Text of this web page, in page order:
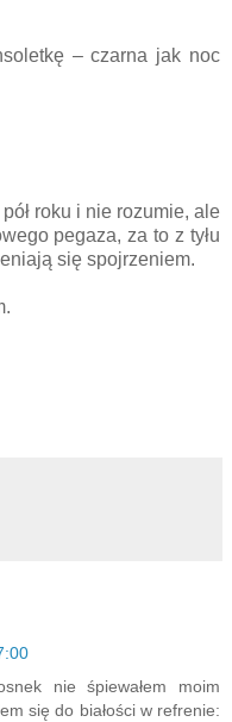
– czarna jak noc
roku i nie rozumie, ale
pegaza, za to z tyłu
się spojrzeniem.
nie śpiewałem moim
się do białości w refrenie: